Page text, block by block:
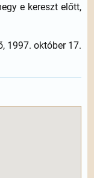
e kereszt előtt,
1997. október 17.